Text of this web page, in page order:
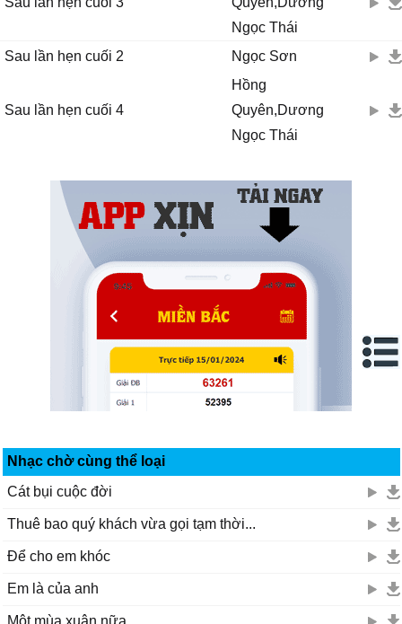
Ngọc Thái
Sau lần hẹn cuối 2
Ngọc Sơn
Sau lần hẹn cuối 4
Hồng
Quyên,Dương
Ngọc Thái
Nhạc chờ cùng thể loại
Cát bụi cuộc đời
Thuê bao quý khách vừa gọi tạm thời...
Để cho em khóc
Em là của anh
Một mùa xuân nữa